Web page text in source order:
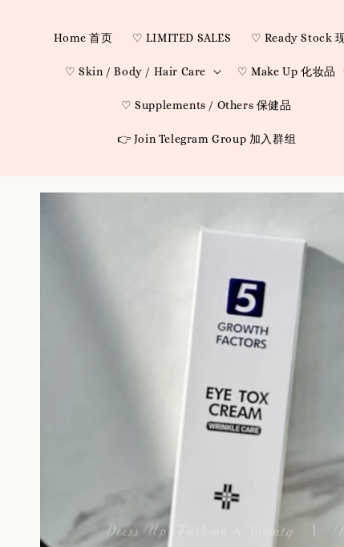
Home 首页 ♡ LIMITED SALES ♡ Ready Stock
♡ Skin / Body / Hair Care ♡ Make Up 化妆品
♡ Supplements / Others 保健品
👉 Join Telegram Group 加入群组